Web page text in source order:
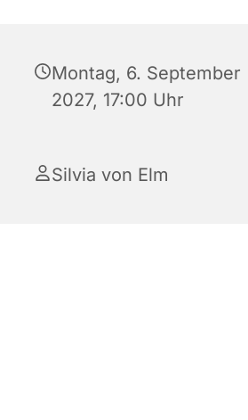
Montag, 6. September
2027, 17:00 Uhr
Silvia von Elm